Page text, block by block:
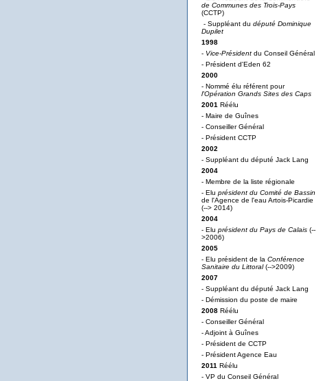
de Communes des Trois-Pays
(CCTP)
- Suppléant du député Dominique
Dupilet
1998
- Vice-Président du Conseil Général
- Président d'Eden 62
2000
- Nommé élu référent pour
l'Opération Grands Sites des Caps
2001 Réélu
- Maire de Guînes
- Conseiller Général
- Président CCTP
2002
- Suppléant du député Jack Lang
2004
- Membre de la liste régionale
- Elu président du Comité de Bassin
de l'Agence de l'eau Artois-Picardie
(--> 2014)
2004
- Elu président du Pays de Calais (--
>2006)
2005
- Elu président de la Conférence
Sanitaire du Littoral(-->2009)
2007
- Suppléant du député Jack Lang
- Démission du poste de maire
2008 Réélu
- Conseiller Général
- Adjoint à Guînes
- Président de CCTP
- Président Agence Eau
2011 Réélu
- VP du Conseil Général